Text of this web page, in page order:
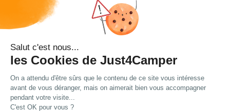
d’achat*
Vous avez une question ?
Nous avons plein de réponses... Peut-être trouverez
vous ce dont vous avez besoin !
Voir nos FAQ